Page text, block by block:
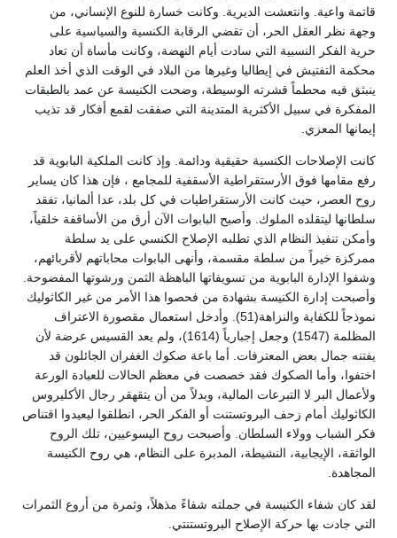
قاتمة واعية. وانتعشت الديرية. وكانت خسارة للنوع الإنساني، من
وجهة نظر العقل الحر، أن تقضي الرقابة الكنسية والسياسية على
حرية الفكر النسبية التي سادت أيام النهضة، وكانت مأساة أن تعاد
محكمة التفتيش في إيطاليا وغيرها من البلاد في الوقت الذي أخذ العلم
ينبثق فيه محطماً قشرته الوسيطة، وضحت الكنيسة عن عمد بالطبقات
المفكرة في سبيل الأكثرية المتدينة التي صفقت لقمع أفكار قد تذيب
إيمانها المعزي.
كانت الإصلاحات الكنسية حقيقية ودائمة. وإذ كانت الملكية البابوية قد
رفع مقامها فوق الأرستقراطية الأسقفية للمجامع ، فإن هذا كان يساير
روح العصر، حيث كانت الأرستقراطيات في كل بلد، عدا ألمانيا، تفقد
سلطانها ليتقلده الملوك. وأصبح البابوات الآن أرق من الأساقفة خلقياً،
وأمكن تنفيذ النظام الذي تطلبه الإصلاح الكنسي على يد سلطة
ممركزة خيراً من سلطة مقسمة، وأنهى البابوات محاباتهم لأقربائهم،
وشفوا الإدارة البابوية من تسويفاتها الباهظة الثمن ورشوتها المفضوحة.
وأصبحت إدارة الكنيسة بشهادة من فحصوا هذا الأمر من غير الكاثوليك
نموذجاً للكفاية والنزاهة(51). وأدخل استعمال مقصورة الاعتراف
المظلمة (1547) وجعل إجبارياً (1614)، ولم يعد القسيس عرضة لأن
يفتنه جمال بعض المعترفات. أما باعة صكوك الغفران الجائلون قد
اختفوا، وأما الصكوك فقد خصصت في معظم الحالات للعبادة الورعة
ولأعمال البر لا التبرعات المالية، وبدلاً من أن يتقهقر رجال الأكليروس
الكاثوليك أمام زحف البروتستنت أو الفكر الحر، انطلقوا ليعيدوا اقتناص
فكر الشباب وولاء السلطان. وأصبحت روح اليسوعيين، تلك الروح
الواثقة، الإيجابية، النشيطة، المدبرة على النظام، هي روح الكنيسة
المجاهدة.
لقد كان شفاء الكنيسة في جملته شفاءً مذهلاً، وثمرة من أروع الثمرات
التي جادت بها حركة الإصلاح البروتستنتي.